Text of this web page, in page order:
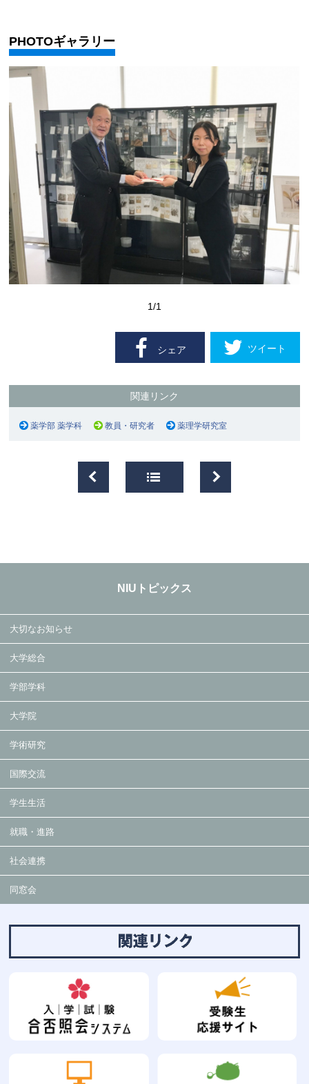
PHOTOギャラリー
1/1
シェア ツイート
関連リンク
薬学部 薬学科 教員・研究者 薬理学研究室
NIUトピックス
大切なお知らせ
大学総合
学部学科
大学院
学術研究
国際交流
学生生活
就職・進路
社会連携
同窓会